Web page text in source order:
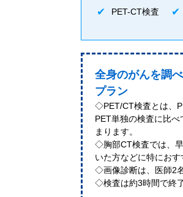
PET-CT検査
全身のがんを調
プラン
◇PET/CT検査とは、
PET単独の検査に比
まります。
◇胸部CT検査では、
いた方などに特におす
◇画像診断は、医師2
◇検査は約3時間で終